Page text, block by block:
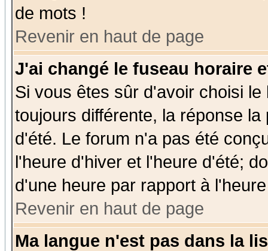
de mots !
Revenir en haut de page
J'ai changé le fuseau horaire
Si vous êtes sûr d'avoir choisi
toujours différente, la réponse
d'été. Le forum n'a pas été
l'heure d'hiver et l'heure d'été;
d'une heure par rapport à
Revenir en haut de page
Ma langue n'est pas dans la